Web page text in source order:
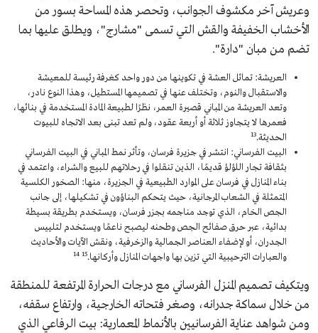
وعريش آخر مكشوف الجوانب، وتحصر هذه المساحة بسور من
الأخشاب الخفيفة والقش التي تسمى "مشارج"، ويطلق عليها بما
تضم من مبان "دارة".
العريشة: تماثل العشة في تكوينها من دور واحد كغرفة رئيسة للمعيشة
والاستقبال والنوم، وتختلف عنها في تصميمها المستطيل، وهذا النوع نادر،
وتعد العريشة من المباني قصيرة العمر، نظرًا لطبيعة المادة المستخدمة في بنائها،
فعمرها لا يتجاوز ثلاثة أو أربعة عقود، ولم تعد تبنى بعد الاتجاه للبيوت
الحديثة.13
البيت الفرساني: انتشر في جزيرة فرسان، وتأثر نمط المباني في البيت الفرساني
بثقافة تجار اللؤلؤ قديمًا، الذين تنقلوا في رحلاتهم للبيع والشراء، واعتمد في
بناء المنازل في فرسان على الموارد الطبيعية في الجزيرة، منها: الصخور الكلسية
المتمثلة في الشعاب المرجانية، حيث يتحكم البناؤون في تشكيلها، إلى جانب
الجص الخام، الذي توجد مناجمه بجزر فرسان، ويستخدم بطريقة بسيطة
بدائية، عبر حرق صفائح الجص وطحنه ليصبح ناعمًا ويستخدم لتلييس
الجدران، أو لإضفاء العناصر الجمالية والزخرفية، ونقش الآيات والأحاديث
والعبارات الترحيبية التي تزين بها واجهات المنازل وأركانها.
14 15
ويتكيف تصميم المنزل الفرساني مع درجات الحرارة المرتفعة للمنطقة
من خلال سماكة جدرانه، وصغر فتحاته الخارجية، وارتفاع سقفه،
ومن شواهد عناية الفرسانيين بالأنماط المعمارية: بيت الرفاعي الذي